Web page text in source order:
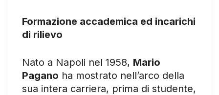
Formazione accademica ed incarichi
di rilievo
Nato a Napoli nel 1958, Mario
Pagano ha mostrato nell’arco della
sua intera carriera, prima di studente,